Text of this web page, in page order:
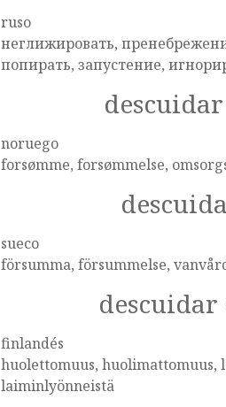
ruso
неглижировать,
попирать, запустение,
noruego
forsømme, forsømmelse,
sueco
försumma, försummelse,
finlandés
huolettomuus,
laiminlyönneistä